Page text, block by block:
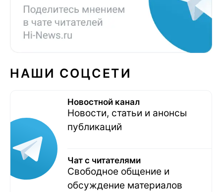
НАШИ СОЦСЕТИ
Новостной канал
Новости, статьи и анонсы
публикаций
Чат с читателями
Свободное общение и
обсуждение материалов